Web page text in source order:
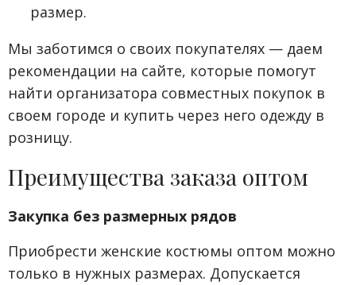
размер.
Мы заботимся о своих покупателях — даем
рекомендации на сайте, которые помогут
найти организатора совместных покупок в
своем городе и купить через него одежду в
розницу.
Преимущества заказа оптом
Закупка без размерных рядов
Приобрести женские костюмы оптом можно
только в нужных размерах. Допускается